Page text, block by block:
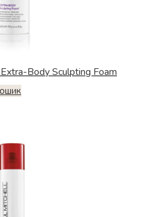
Body Sculpting Foam